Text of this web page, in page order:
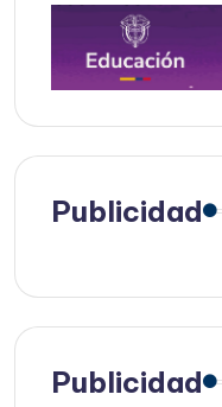
Publicidad
Publicidad